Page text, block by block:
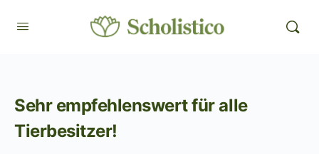
Sehr empfehlenswert für alle
Tierbesitzer!